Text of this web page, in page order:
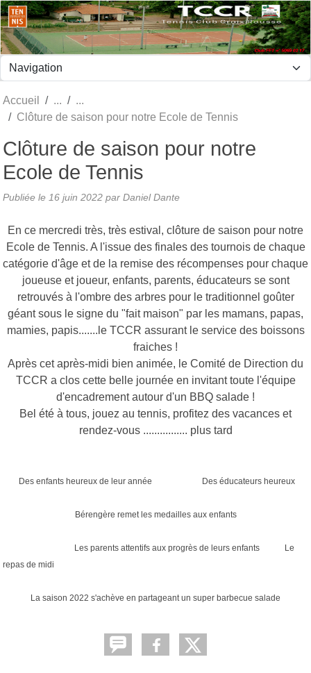
Accueil
Clôture de saison pour notre Ecole de Tennis
Clôture de saison pour notre
Ecole de Tennis
Publiée le 16 juin 2022 par Daniel Dante
En ce mercredi très, très estival, clôture de saison pour notre
Ecole de Tennis. A l'issue des finales des tournois de chaque
catégorie d'âge et de la remise des récompenses pour chaque
joueuse et joueur, enfants, parents, éducateurs se sont
retrouvés à l'ombre des arbres pour le traditionnel goûter
géant sous le signe du "fait maison" par les mamans, papas,
mamies, papis.......le TCCR assurant le service des boissons
fraiches !
Après cet après-midi bien animée, le Comité de Direction du
TCCR a clos cette belle journée en invitant toute l'équipe
d'encadrement autour d'un BBQ salade !
Bel été à tous, jouez au tennis, profitez des vacances et
rendez-vous ................ plus tard
Des enfants heureux de leur année Des éducateurs heureux
Bérengère remet les medailles aux enfants
Les parents attentifs aux progrès de leurs enfants Le
repas de midi
La saison 2022 s'achève en partageant un super barbecue salade
Panneau de gestion des cookies